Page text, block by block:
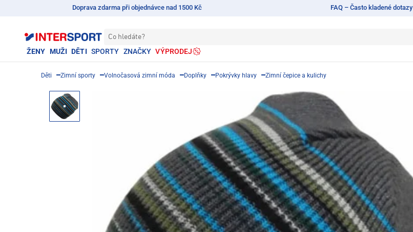
Doprava zdarma při objednávce nad 1500 Kč FAQ – Často kladené dotazy
Co hledáte?
ŽENY MUŽI DĚTI SPORTY ZNAČKY VÝPRODEJ
Děti Zimní sporty Volnočasová zimní móda Doplňky Pokrývky hlavy Zimní čepice a kulichy